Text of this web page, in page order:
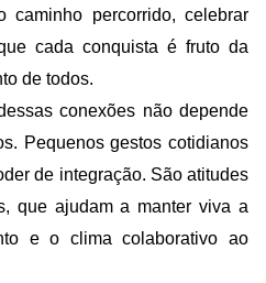
percorrido, celebrar
cada conquista é fruto da
de todos.
conexões não depende
Pequenos gestos cotidianos
de integração. São atitudes
que ajudam a manter viva a
e o clima colaborativo ao